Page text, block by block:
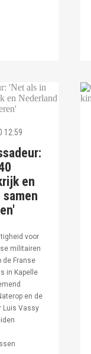
12:59
en
samen
voor
militairen
de Franse
in Kapelle
en de
Luis Vassy